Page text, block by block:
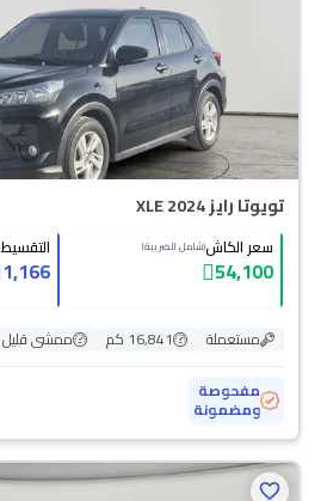
تويوتا رايز XLE 2024
سعر الكاش(شامل الضريبة)
54,100
التقسيط
1,166
مستعملة 16,841 كم
ممشى قليل
مفحوصة
ومضمونة